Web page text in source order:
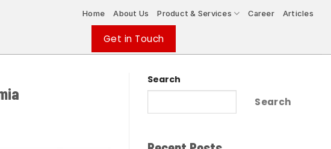
Home About Us Product & Services Career Articles
Get in Touch
Search
Search